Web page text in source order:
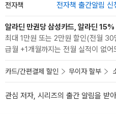
전자책 전자책 출간알림 신
알라딘 만권당 삼성카드, 알라딘 15%
최대 1만원 또는 2만원 할인(전월
급월 +1개월까지는 전월 실적이 없
카드/간편결제 할인 무이자 할부
관심 저자, 시리즈의 출간 알림을 받